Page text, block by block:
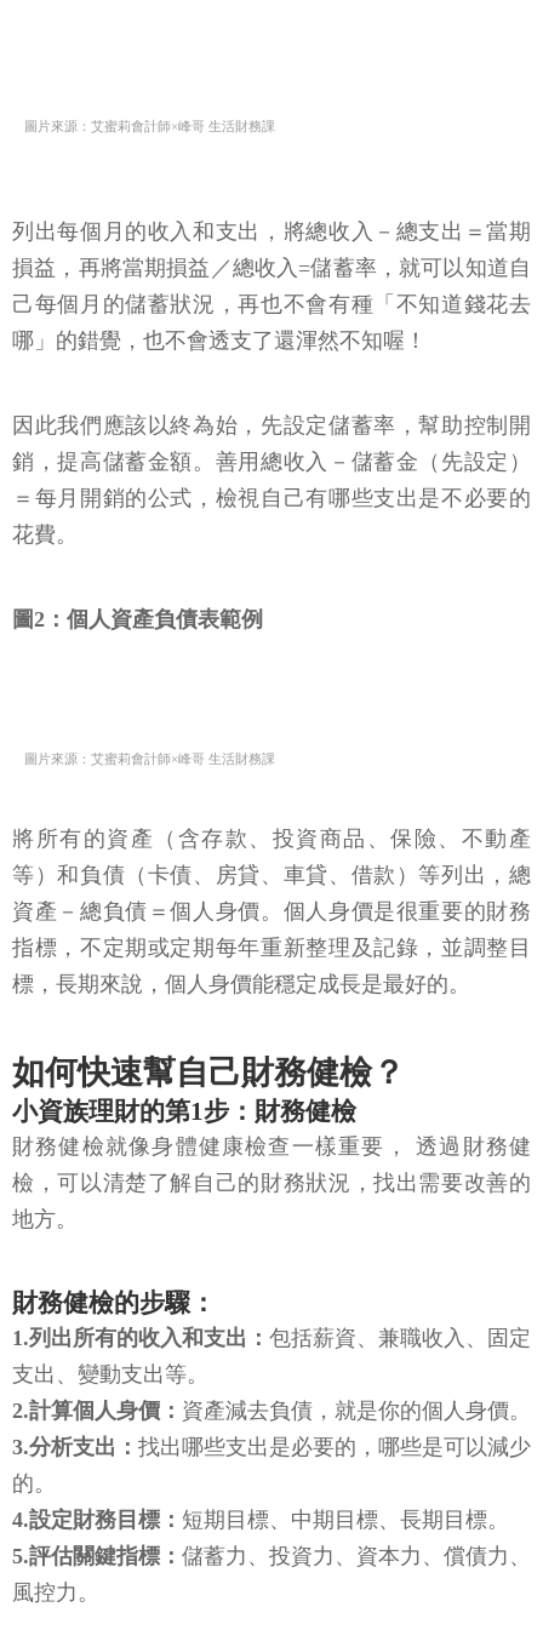
圖片來源：艾蜜莉會計師×峰哥 生活財務課
列出每個月的收入和支出，將總收入－總支出＝當期
損益，再將當期損益／總收入=儲蓄率，就可以知道自
己每個月的儲蓄狀況，再也不會有種「不知道錢花去
哪」的錯覺，也不會透支了還渾然不知喔！
因此我們應該以終為始，先設定儲蓄率，幫助控制開
銷，提高儲蓄金額。善用總收入－儲蓄金（先設定）
＝每月開銷的公式，檢視自己有哪些支出是不必要的
花費。
圖2：個人資產負債表範例
圖片來源：艾蜜莉會計師×峰哥 生活財務課
將所有的資產（含存款、投資商品、保險、不動產
等）和負債（卡債、房貸、車貸、借款）等列出，總
資產－總負債＝個人身價。個人身價是很重要的財務
指標，不定期或定期每年重新整理及記錄，並調整目
標，長期來說，個人身價能穩定成長是最好的。
如何快速幫自己財務健檢？
小資族理財的第1步：財務健檢
財務健檢就像身體健康檢查一樣重要， 透過財務健
檢，可以清楚了解自己的財務狀況，找出需要改善的
地方。
財務健檢的步驟：
1.列出所有的收入和支出： 包括薪資、兼職收入、固定
支出、變動支出等。
2.計算個人身價： 資產減去負債，就是你的個人身價。
3.分析支出： 找出哪些支出是必要的，哪些是可以減少
的。
4.設定財務目標： 短期目標、中期目標、長期目標。
5.評估關鍵指標： 儲蓄力、投資力、資本力、償債力、
風控力。